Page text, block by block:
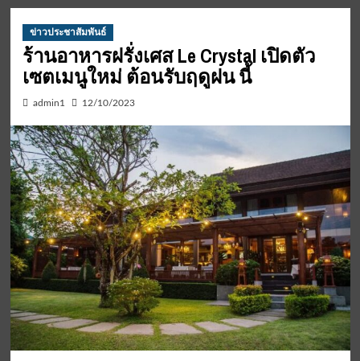
ข่าวประชาสัมพันธ์
ร้านอาหารฝรั่งเศส Le Crystal เปิดตัว
เซตเมนูใหม่ ต้อนรับฤดูฝน นี้
admin1 12/10/2023